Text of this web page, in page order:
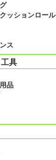
ッションロール
ス
具
品